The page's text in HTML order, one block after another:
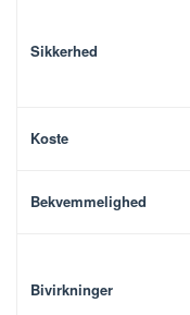
Sikkerhed
Koste
Bekvemmelighed
Bivirkninger